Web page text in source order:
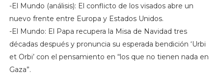
-El Mundo (análisis): El conflicto de los visados abre un
nuevo frente entre Europa y Estados Unidos.
-El Mundo: El Papa recupera la Misa de Navidad tres
décadas después y pronuncia su esperada bendición ‘Urbi
et Orbi’ con el pensamiento en “los que no tienen nada en
Gaza”.